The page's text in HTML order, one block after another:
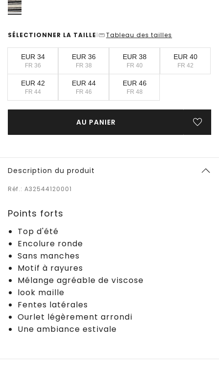
SÉLECTIONNER LA TAILLE | Tableau des tailles
EUR 34
FR 36
EUR 36
FR 38
EUR 38
FR 40
EUR 40
FR 42
EUR 42
FR 44
EUR 44
FR 46
EUR 46
FR 48
AU PANIER
Description du produit
Réf.: A32544120001
Points forts
Top d'été
Encolure ronde
Sans manches
Motif à rayures
Mélange agréable de viscose
look maille
Fentes latérales
Ourlet légèrement arrondi
Une ambiance estivale